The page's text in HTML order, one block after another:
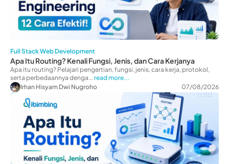
Full Stack Web Development
Apa Itu Routing? Kenali Fungsi, Jenis, dan Cara Kerjanya
Apa itu routing? Pelajari pengertian, fungsi, jenis, cara kerja, protokol,
serta perbedaannya denga...read more...
Irhan Hisyam Dwi Nugroho
07/08/2026